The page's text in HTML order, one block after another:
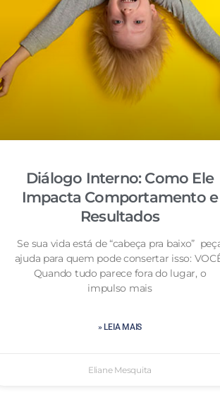
Diálogo Interno: Como Ele
Impacta Comportamento e
Resultados
Se sua vida está de “cabeça pra baixo”
ajuda para quem pode consertar isso:
Quando tudo parece fora do lugar, o
impulso mais
» LEIA MAIS
Eliane Mesquita